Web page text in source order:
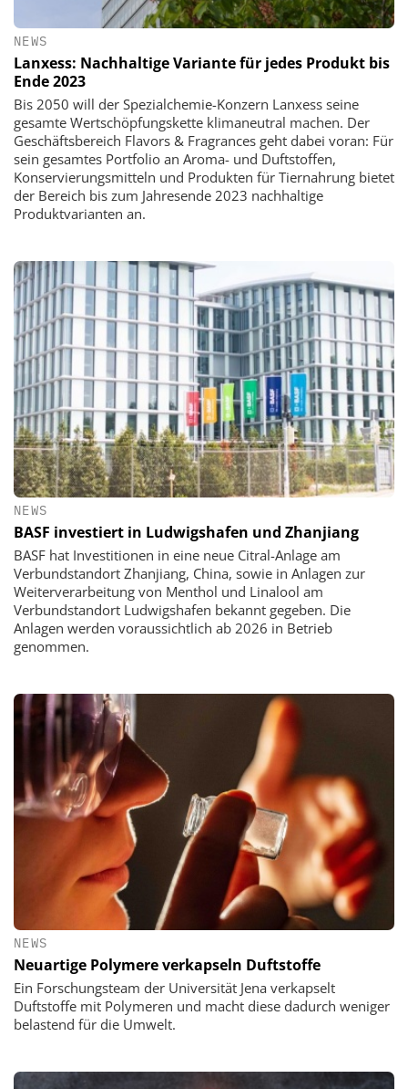
NEWS
Lanxess: Nachhaltige Variante für jedes Produkt bis
Ende 2023
Bis 2050 will der Spezialchemie-Konzern Lanxess seine
gesamte Wertschöpfungskette klimaneutral machen. Der
Geschäftsbereich Flavors & Fragrances geht dabei voran: Für
sein gesamtes Portfolio an Aroma- und Duftstoffen,
Konservierungsmitteln und Produkten für Tiernahrung bietet
der Bereich bis zum Jahresende 2023 nachhaltige
Produktvarianten an.
NEWS
BASF investiert in Ludwigshafen und Zhanjiang
BASF hat Investitionen in eine neue Citral-Anlage am
Verbundstandort Zhanjiang, China, sowie in Anlagen zur
Weiterverarbeitung von Menthol und Linalool am
Verbundstandort Ludwigshafen bekannt gegeben. Die
Anlagen werden voraussichtlich ab 2026 in Betrieb
genommen.
NEWS
Neuartige Polymere verkapseln Duftstoffe
Ein Forschungsteam der Universität Jena verkapselt
Duftstoffe mit Polymeren und macht diese dadurch weniger
belastend für die Umwelt.